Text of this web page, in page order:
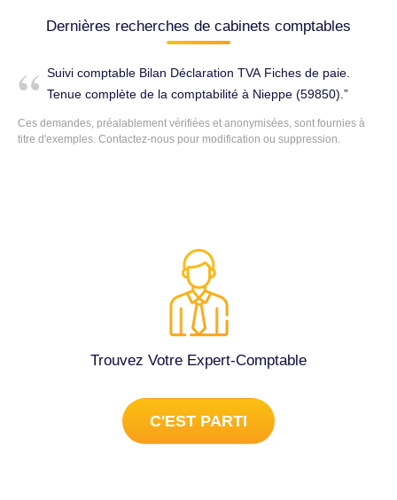
Dernières recherches de cabinets comptables
Suivi comptable Bilan Déclaration TVA Fiches de paie.
Tenue complète de la comptabilité à Nieppe (59850).
Ces demandes, préalablement vérifiées et anonymisées, sont fournies à
titre d'exemples. Contactez-nous pour modification ou suppression.
Trouvez Votre Expert-Comptable
C'EST PARTI